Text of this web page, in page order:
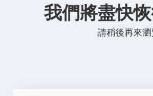
我們將盡快恢
請稍後再來瀏